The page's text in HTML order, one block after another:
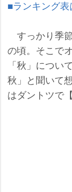
■ランキング表
すっかり季
の頃。そこで
「秋」につい
秋」と聞いて
はダントツで